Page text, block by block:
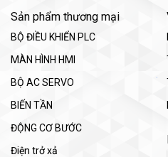
Sản phẩm thương mại
BỘ ĐIỀU KHIỂN PLC
MÀN HÌNH HMI
BỘ AC SERVO
BIẾN TẦN
ĐỘNG CƠ BƯỚC
Điện trở xả